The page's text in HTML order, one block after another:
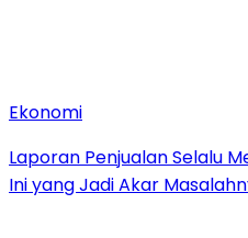
Ekonomi
Laporan Penjualan Selalu
Ini yang Jadi Akar